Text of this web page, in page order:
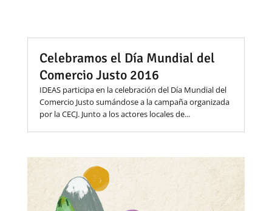
Celebramos el Día Mundial del
Comercio Justo 2016
IDEAS participa en la celebración del Día Mundial del
Comercio Justo sumándose a la campaña organizada
por la CECJ. Junto a los actores locales de...